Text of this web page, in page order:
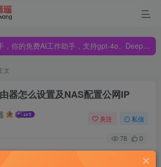
免费AI工作助手，支持gpt-4o、DeepSeek、Claude🔥🔥🔥🔥
免费AI工作助手，支持gpt-4o、DeepSeek、Claude🔥🔥🔥🔥
文
器怎么设置及NAS配置公网IP
关注 私信
78 0